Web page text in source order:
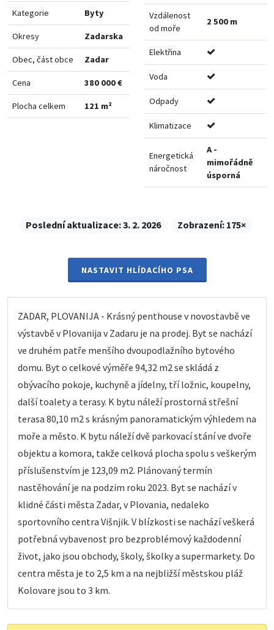
Kategorie Byty
Okresy Zadarska
Obec, část obce Zadar
Cena 380 000 €
Plocha celkem 121 m²
Vzdálenost
od moře
2 500 m
Elektřina
Voda
Odpady
Klimatizace
Energetická
náročnost
A -
mimořádně
úsporná
Poslední aktualizace:3. 2. 2026 Zobrazení: 175×
NASTAVIT HLÍDACÍHO PSA
ZADAR, PLOVANIJA - Krásný penthouse v novostavbě ve
výstavbě v Plovanija v Zadaru je na prodej. Byt se nachází
ve druhém patře menšího dvoupodlažního bytového
domu. Byt o celkové výměře 94,32 m2 se skládá z
obývacího pokoje, kuchyně a jídelny, tří ložnic, koupelny,
další toalety a terasy. K bytu náleží prostorná střešní
terasa 80,10 m2 s krásným panoramatickým výhledem na
moře a město. K bytu náleží dvě parkovací stání ve dvoře
objektu a komora, takže celková plocha spolu s veškerým
příslušenstvím je 123,09 m2. Plánovaný termín
nastěhování je na podzim roku 2023. Byt se nachází v
klidné části města Zadar, v Plovania, nedaleko
sportovního centra Višnjik. V blízkosti se nachází veškerá
potřebná vybavenost pro bezproblémový každodenní
život, jako jsou obchody, školy, školky a supermarkety. Do
centra města je to 2,5 km a na nejbližší městskou pláž
Kolovare jsou to 3 km.